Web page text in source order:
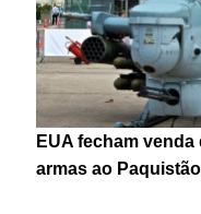
EUA fecham
armas ao Paquistão